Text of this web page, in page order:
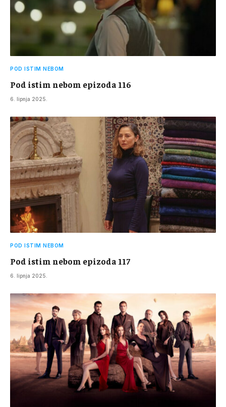
POD ISTIM NEBOM
Pod istim nebom epizoda 116
6. lipnja 2025.
POD ISTIM NEBOM
Pod istim nebom epizoda 117
6. lipnja 2025.